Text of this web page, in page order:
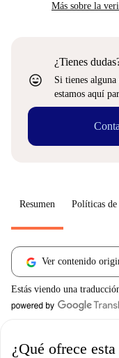
Más sobre la
sentiment_very_satisfied
¿Tienes
Si tienes
estamos aquí
Resumen Políticas de
Ver contenido
Estás viendo una
¿Qué ofrece